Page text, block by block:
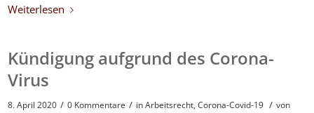
Weiterlesen
Kündigung aufgrund des Corona-
Virus
8. April 2020 / 0 Kommentare / inArbeitsrecht ,Corona-Covid-19 / von